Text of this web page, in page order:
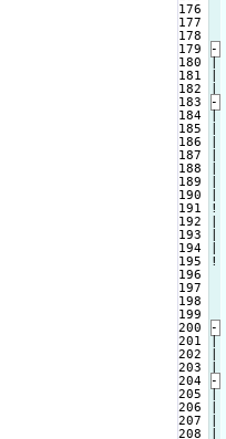
176
177
178
179
180
181
182
183
184
185
186
187
188
189
190
191
193
194
195
197
198
199
200
201
202
203
204
205
206
207
208
-
|
-
|
!
!
-
|
-
|